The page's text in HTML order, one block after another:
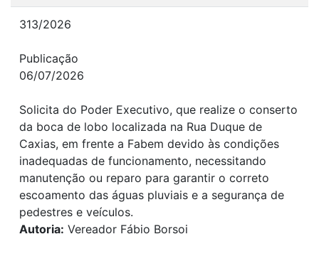
313/2026
Publicação
06/07/2026
Solicita do Poder Executivo, que realize o conserto
da boca de lobo localizada na Rua Duque de
Caxias, em frente a Fabem devido às condições
inadequadas de funcionamento, necessitando
manutenção ou reparo para garantir o correto
escoamento das águas pluviais e a segurança de
pedestres e veículos.
Autoria: Vereador Fábio Borsoi